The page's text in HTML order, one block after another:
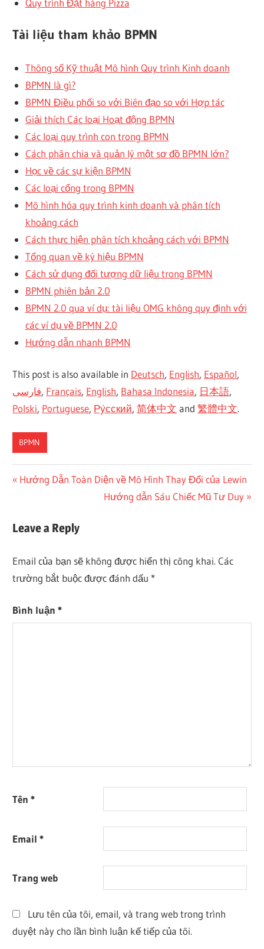
Quy trình Đặt hàng Pizza
Tài liệu tham khảo BPMN
Thông số Kỹ thuật Mô hình Quy trình Kinh doanh
BPMN là gì?
BPMN Điều phối so với Biên đạo so với Hợp tác
Giải thích Các loại Hoạt động BPMN
Các loại quy trình con trong BPMN
Cách phân chia và quản lý một sơ đồ BPMN lớn?
Học về các sự kiện BPMN
Các loại cổng trong BPMN
Mô hình hóa quy trình kinh doanh và phân tích
khoảng cách
Cách thực hiện phân tích khoảng cách với BPMN
Tổng quan về ký hiệu BPMN
Cách sử dụng đối tượng dữ liệu trong BPMN
BPMN phiên bản 2.0
BPMN 2.0 qua ví dụ: tài liệu OMG không quy định với
các ví dụ về BPMN 2.0
Hướng dẫn nhanh BPMN
This post is also available in Deutsch, English, Español,
فارسی, Français, English, Bahasa Indonesia, 日本語,
Polski, Portuguese, Ру́сский,简体中文 and繁體中文.
BPMN
DONE
JA-
TW-
DONE
Điều
bài
Previous
Hướng Dẫn Toàn Diện về Mô Hình Thay Đổi của Lewin
Next
Hướng dẫn Sáu Chiếc Mũ Tư Duy
Leave a Reply
Email của bạn sẽ không được hiển thị công khai. Các
trường bắt buộc được đánh dấu *
Bình luận*
Tên*
Email*
Trang web
Lưu tên của tôi, email, và trang web trong trình
duyệt này cho lần bình luận kế tiếp của tôi.